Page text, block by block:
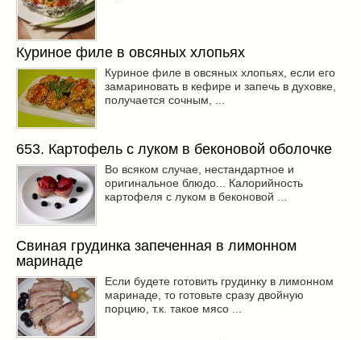
Куриное филе в овсяных хлопьях
Куриное филе в овсяных хлопьях, если его
замариновать в кефире и запечь в духовке,
получается сочным, ...
653. Картофель с луком в беконовой оболочке
Во всяком случае, нестандартное и
оригинальное блюдо... Калорийность
картофеля с луком в беконовой ...
Свиная грудинка запеченная в лимонном
маринаде
Если будете готовить грудинку в лимонном
маринаде, то готовьте сразу двойную
порцию, т.к. такое мясо ...